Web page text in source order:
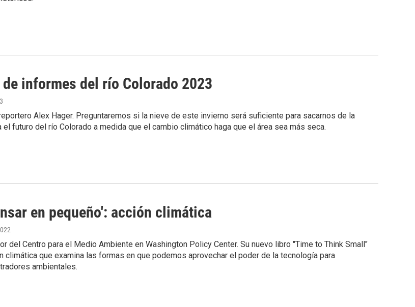
informes del río Colorado 2023
Alex Hager. Preguntaremos si la nieve de este invierno será suficiente para sacarnos de la
el futuro del río Colorado a medida que el cambio climático haga que el área sea más seca.
en pequeño': acción climática
del Centro para el Medio Ambiente en Washington Policy Center. Su nuevo libro "Time to Think Small"
climática que examina las formas en que podemos aprovechar el poder de la tecnología para
ambientales.